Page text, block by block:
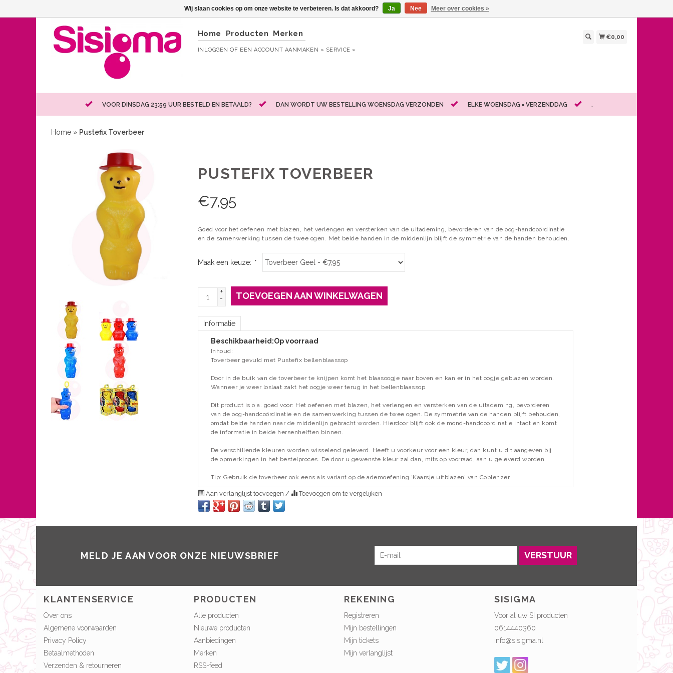
Home Producten Merken
INLOGGEN OF EEN ACCOUNT AANMAKEN » SERVICE »
€0,00
VOOR DINSDAG 23:59 UUR BESTELD EN BETAALD? DAN WORDT UW BESTELLING WOENSDAG VERZONDEN ELKE WOENSDAG = VERZENDDAG .
Home » Pustefix Toverbeer
PUSTEFIX TOVERBEER
€7,95
Goed voor het oefenen met blazen, het verlengen en versterken van de uitademing, bevorderen van de oog-handcoördinatie
en de samenwerking tussen de twee ogen. Met beide handen in de middenlijn blijft de symmetrie van de handen behouden.
Maak een keuze: *
+
-
TOEVOEGEN AAN WINKELWAGEN
Informatie
Beschikbaarheid:Op voorraad
Inhoud:
Toverbeer gevuld met Pustefix bellenblaassop
Door in de buik van de toverbeer te knijpen komt het blaasoogje naar boven en kan er in het oogje geblazen worden.
Wanneer je weer loslaat zakt het oogje weer terug in het bellenblaassop.
Dit product is o.a. goed voor: Het oefenen met blazen, het verlengen en versterken van de uitademing, bevorderen
van de oog-handcoördinatie en de samenwerking tussen de twee ogen. De symmetrie van de handen blijft behouden,
omdat beide handen naar de middenlijn gebracht worden. Hierdoor blijft ook de mond-handcoördinatie intact en komt
de informatie in beide hersenhelften binnen.
De verschillende kleuren worden wisselend geleverd. Heeft u voorkeur voor een kleur, dan kunt u dit aangeven bij
de opmerkingen in het bestelproces. De door u gewenste kleur zal dan, mits op voorraad, aan u geleverd worden.
Tip: Gebruik de toverbeer ook eens als variant op de ademoefening ‘Kaarsje uitblazen’ van Coblenzer
Aan verlanglijst toevoegen / Toevoegen om te vergelijken
MELD JE AAN VOOR ONZE NIEUWSBRIEF VERSTUUR
KLANTENSERVICE
Over ons
Algemene voorwaarden
Privacy Policy
Betaalmethoden
Verzenden & retourneren
PRODUCTEN
Alle producten
Nieuwe producten
Aanbiedingen
Merken
RSS-feed
REKENING
Registreren
Mijn bestellingen
Mijn tickets
Mijn verlanglijst
SISIGMA
Voor al uw SI producten
0614440360
info@sisigma.nl
Wij slaan cookies op om onze website te verbeteren. Is dat akkoord? Ja Nee Meer over cookies »